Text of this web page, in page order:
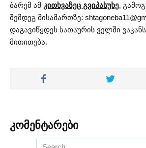
ბარემ ამ კითხვაზეც გვიპასუხე,
შემდეგ მისამართზე:
დაგავიწყდეს სათაურის ველში
მითითება.
კომენტარები
Search